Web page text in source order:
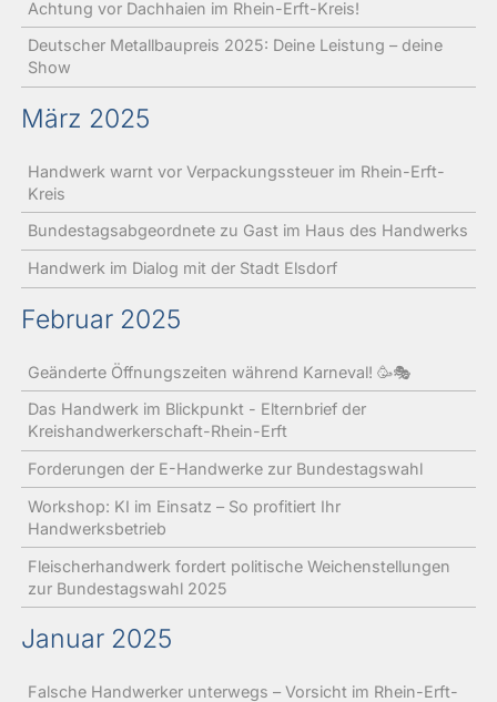
Achtung vor Dachhaien im Rhein-Erft-Kreis!
Deutscher Metallbaupreis 2025: Deine Leistung – deine
Show
März 2025
Handwerk warnt vor Verpackungssteuer im Rhein-Erft-
Kreis
Bundestagsabgeordnete zu Gast im Haus des Handwerks
Handwerk im Dialog mit der Stadt Elsdorf
Februar 2025
Geänderte Öffnungszeiten während Karneval! 🥳🎭
Das Handwerk im Blickpunkt - Elternbrief der
Kreishandwerkerschaft-Rhein-Erft
Forderungen der E-Handwerke zur Bundestagswahl
Workshop: KI im Einsatz – So profitiert Ihr
Handwerksbetrieb
Fleischerhandwerk fordert politische Weichenstellungen
zur Bundestagswahl 2025
Januar 2025
Falsche Handwerker unterwegs – Vorsicht im Rhein-Erft-